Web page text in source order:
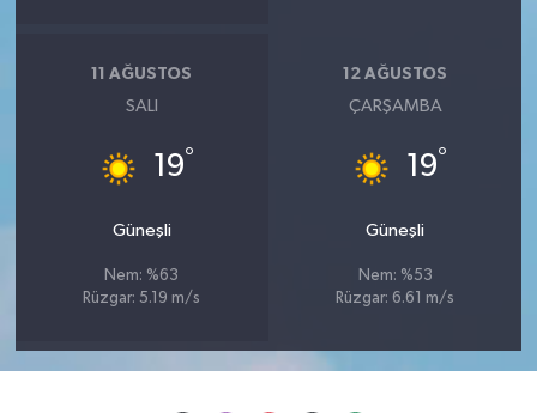
11 AĞUSTOS
SALI
19°
Güneşli
Nem: %63
Rüzgar: 5.19 m/s
12 AĞUSTOS
ÇARŞAMBA
19°
Güneşli
Nem: %53
Rüzgar: 6.61 m/s